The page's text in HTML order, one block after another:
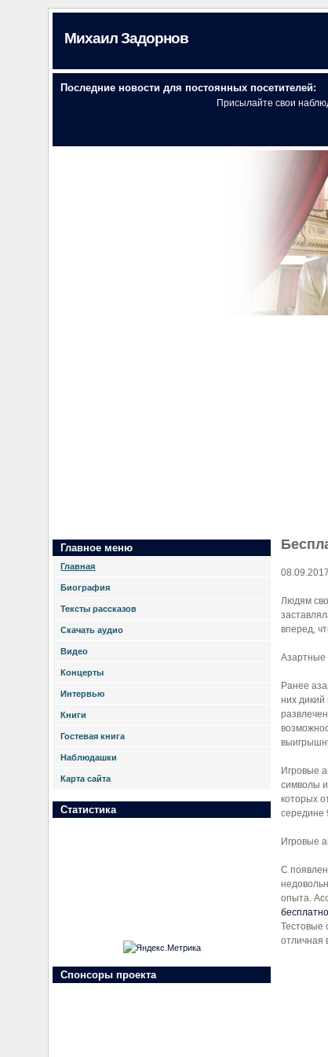
Михаил Задорнов
Последние новости для постоянных посетителей:
Присылайте свои
Главное меню
Главная
Биография
Тексты рассказов
Скачать аудио
Видео
Концерты
Интервью
Книги
Гостевая книга
Наблюдашки
Карта сайта
Статистика
Спонсоры проекта
08.09.2017
Людям
вперед,
Азартные
Ранее
них
Игровые
символы
которых
середине
Игровые
С
опыта.
Тестовые
отличная